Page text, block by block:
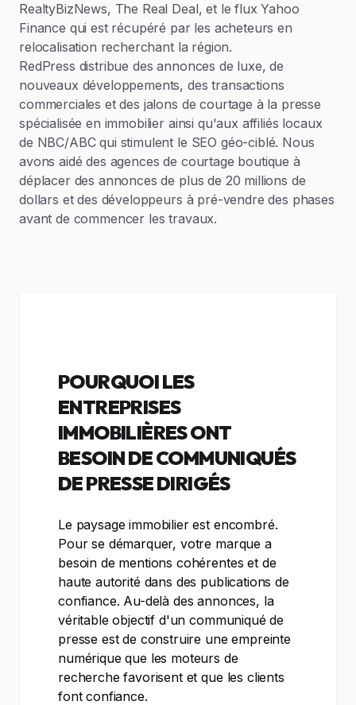
RealtyBizNews, The Real Deal, et le flux Yahoo
Finance qui est récupéré par les acheteurs en
relocalisation recherchant la région.
RedPress distribue des annonces de luxe, de
nouveaux développements, des transactions
commerciales et des jalons de courtage à la presse
spécialisée en immobilier ainsi qu'aux affiliés locaux
de NBC/ABC qui stimulent le SEO géo-ciblé. Nous
avons aidé des agences de courtage boutique à
déplacer des annonces de plus de 20 millions de
dollars et des développeurs à pré-vendre des phases
avant de commencer les travaux.
POURQUOI LES
ENTREPRISES
IMMOBILIÈRES ONT
BESOIN DE COMMUNIQUÉS
DE PRESSE DIRIGÉS
Le paysage immobilier est encombré.
Pour se démarquer, votre marque a
besoin de mentions cohérentes et de
haute autorité dans des publications de
confiance. Au-delà des annonces, la
véritable objectif d'un communiqué de
presse est de construire une empreinte
numérique que les moteurs de
recherche favorisent et que les clients
font confiance.